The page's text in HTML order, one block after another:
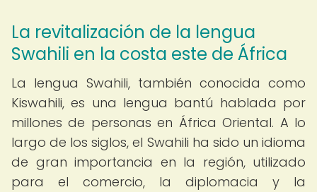
La revitalización de la lengua
Swahili en la costa este de África
La lengua Swahili, también conocida como
Kiswahili, es una lengua bantú hablada por
millones de personas en África Oriental. A lo
largo de los siglos, el Swahili ha sido un idioma
de gran importancia en la región, utilizado
para el comercio, la diplomacia y la